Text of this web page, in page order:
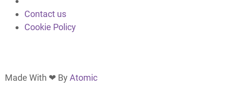
Contact us
Cookie Policy
Made With ❤ By Atomic